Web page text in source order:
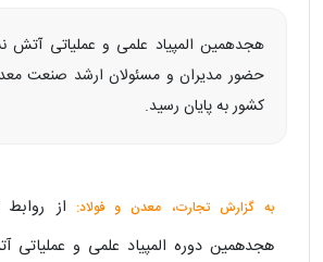
هجدهمین المپیاد علمی و عملیاتی آتش‌
حضور مدیران و مسئولان ارشد صنعت
کشور به پایان رسید.
به گزارش تجارت، معدن و فولاد: از
هجدهمین دوره المپیاد علمی و عملیاتی